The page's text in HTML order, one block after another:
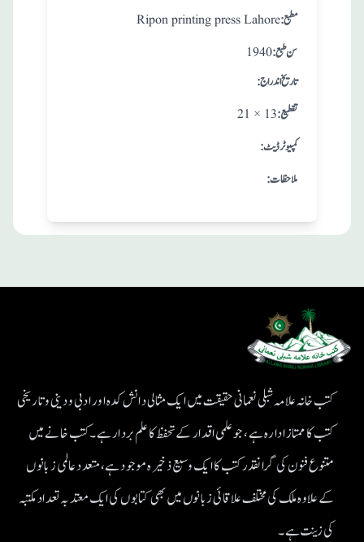
Ripon printing press Lahore:مطبع
1940: سن طبع
: تاريخ اندراج
21 × 13 :تقطيع
:کمپیوٹر ڈیٹ
:ملاحظات
کتب خانہ علامہ شبلی نعمانی حقیقت میں ایک مثالی دانش کدہ اور ادبی ودینی و تاریخی
کتب کا ممتاز ادارہ ہے، جو علمی اقدار کے تحفظ کا علم بردار ہے۔کتب خانے میں
متنوع فنون کی گرانقدر کتب کا ایک وسیع ذخیرہ موجود ہے، متعدد عالمی زبانوں
کے علاوہ ملک کی مختلف علاقائی زبانوں میں بھی کتابوں کی ایک معتد بہ تعداد مکتبہ
کی زینت ہے۔